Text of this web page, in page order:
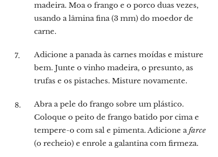
madeira. Moa o frango e o porco duas vezes,
usando a lâmina fina (3 mm) do moedor de
carne.
Adicione a panada às carnes moídas e misture
bem. Junte o vinho madeira, o presunto, as
trufas e os pistaches. Misture novamente.
Abra a pele do frango sobre um plástico.
Coloque o peito de frango batido por cima e
tempere-o com sal e pimenta. Adicione afarce
(o recheio) e enrole a galantina com firmeza.